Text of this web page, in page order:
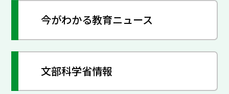
今がわかる教育ニュース
文部科学省情報